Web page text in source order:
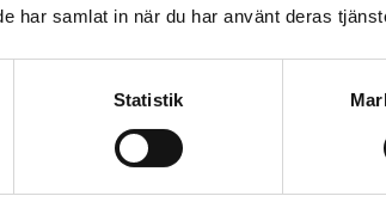
har samlat in när du har använt deras
Statistik
Marinoitu sieni
Maukas